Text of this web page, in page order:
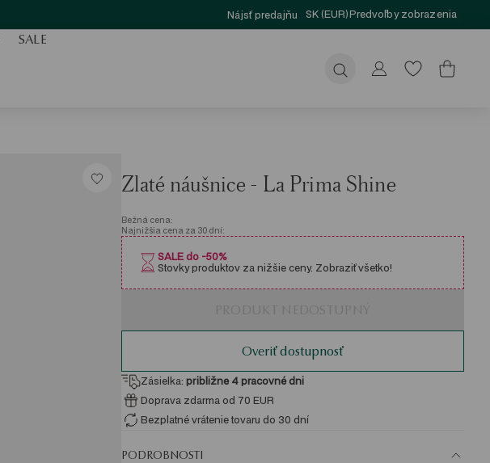
Nájsť predajňu SK (EUR)Predvoľby zobrazenia
SALE
Odoslať
Zlaté náušnice - La Prima Shine
Bežná cena:
Najnižšia cena za 30 dní:
SALE do -50%
Stovky produktov za nižšie ceny. Zobraziť všetko!
Overiť dostupnosť
Zásielka: približne 4 pracovné dni
Doprava zdarma od 70 EUR
Bezplatné vrátenie tovaru do 30 dní
PODROBNOSTI